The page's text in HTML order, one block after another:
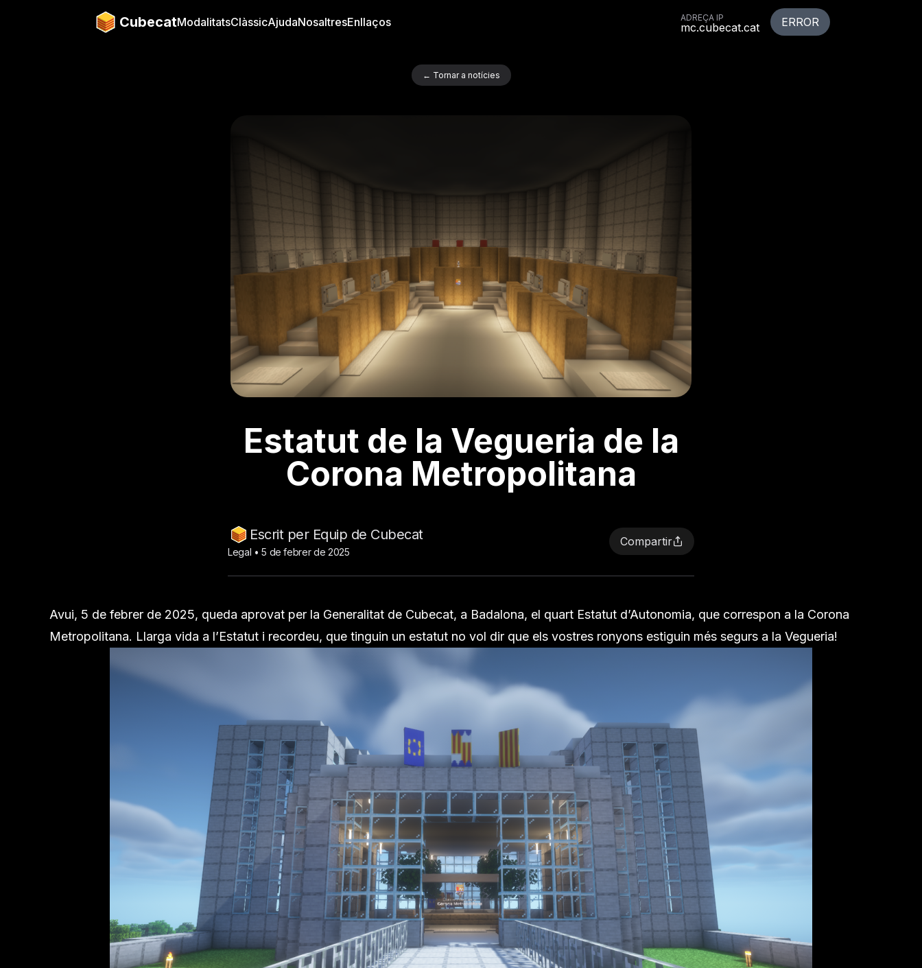
CubecatModalitatsClàssicAjudaNosaltresEnllaços ADREÇA IP
mc.cubecat.cat ERROR
← Tornar a notícies
Estatut de la Vegueria de la
Corona Metropolitana
Escrit per Equip de Cubecat
Legal •5 de febrer de 2025
Compartir
Avui, 5 de febrer de 2025, queda aprovat per la Generalitat de Cubecat, a Badalona, el quart Estatut d’Autonomia, que correspon a la Corona
Metropolitana. Llarga vida a l’Estatut i recordeu, que tinguin un estatut no vol dir que els vostres ronyons estiguin més segurs a la Vegueria!